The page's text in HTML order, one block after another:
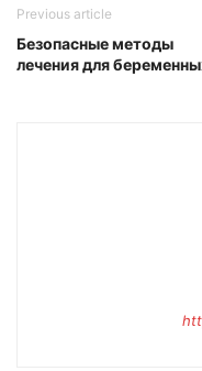
Previous article
Безопасные методы
лечения для